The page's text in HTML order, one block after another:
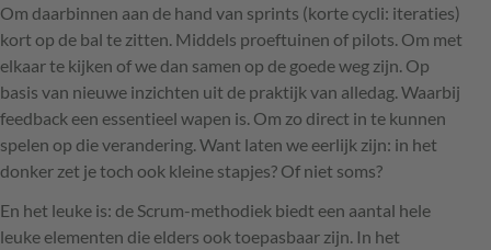
Om daarbinnen aan de hand van sprints (korte cycli: iteraties)
kort op de bal te zitten. Middels proeftuinen of pilots. Om met
elkaar te kijken of we dan samen op de goede weg zijn. Op
basis van nieuwe inzichten uit de praktijk van alledag. Waarbij
feedback een essentieel wapen is. Om zo direct in te kunnen
spelen op die verandering. Want laten we eerlijk zijn: in het
donker zet je toch ook kleine stapjes? Of niet soms?
En het leuke is: de Scrum-methodiek biedt een aantal hele
leuke elementen die elders ook toepasbaar zijn. In het